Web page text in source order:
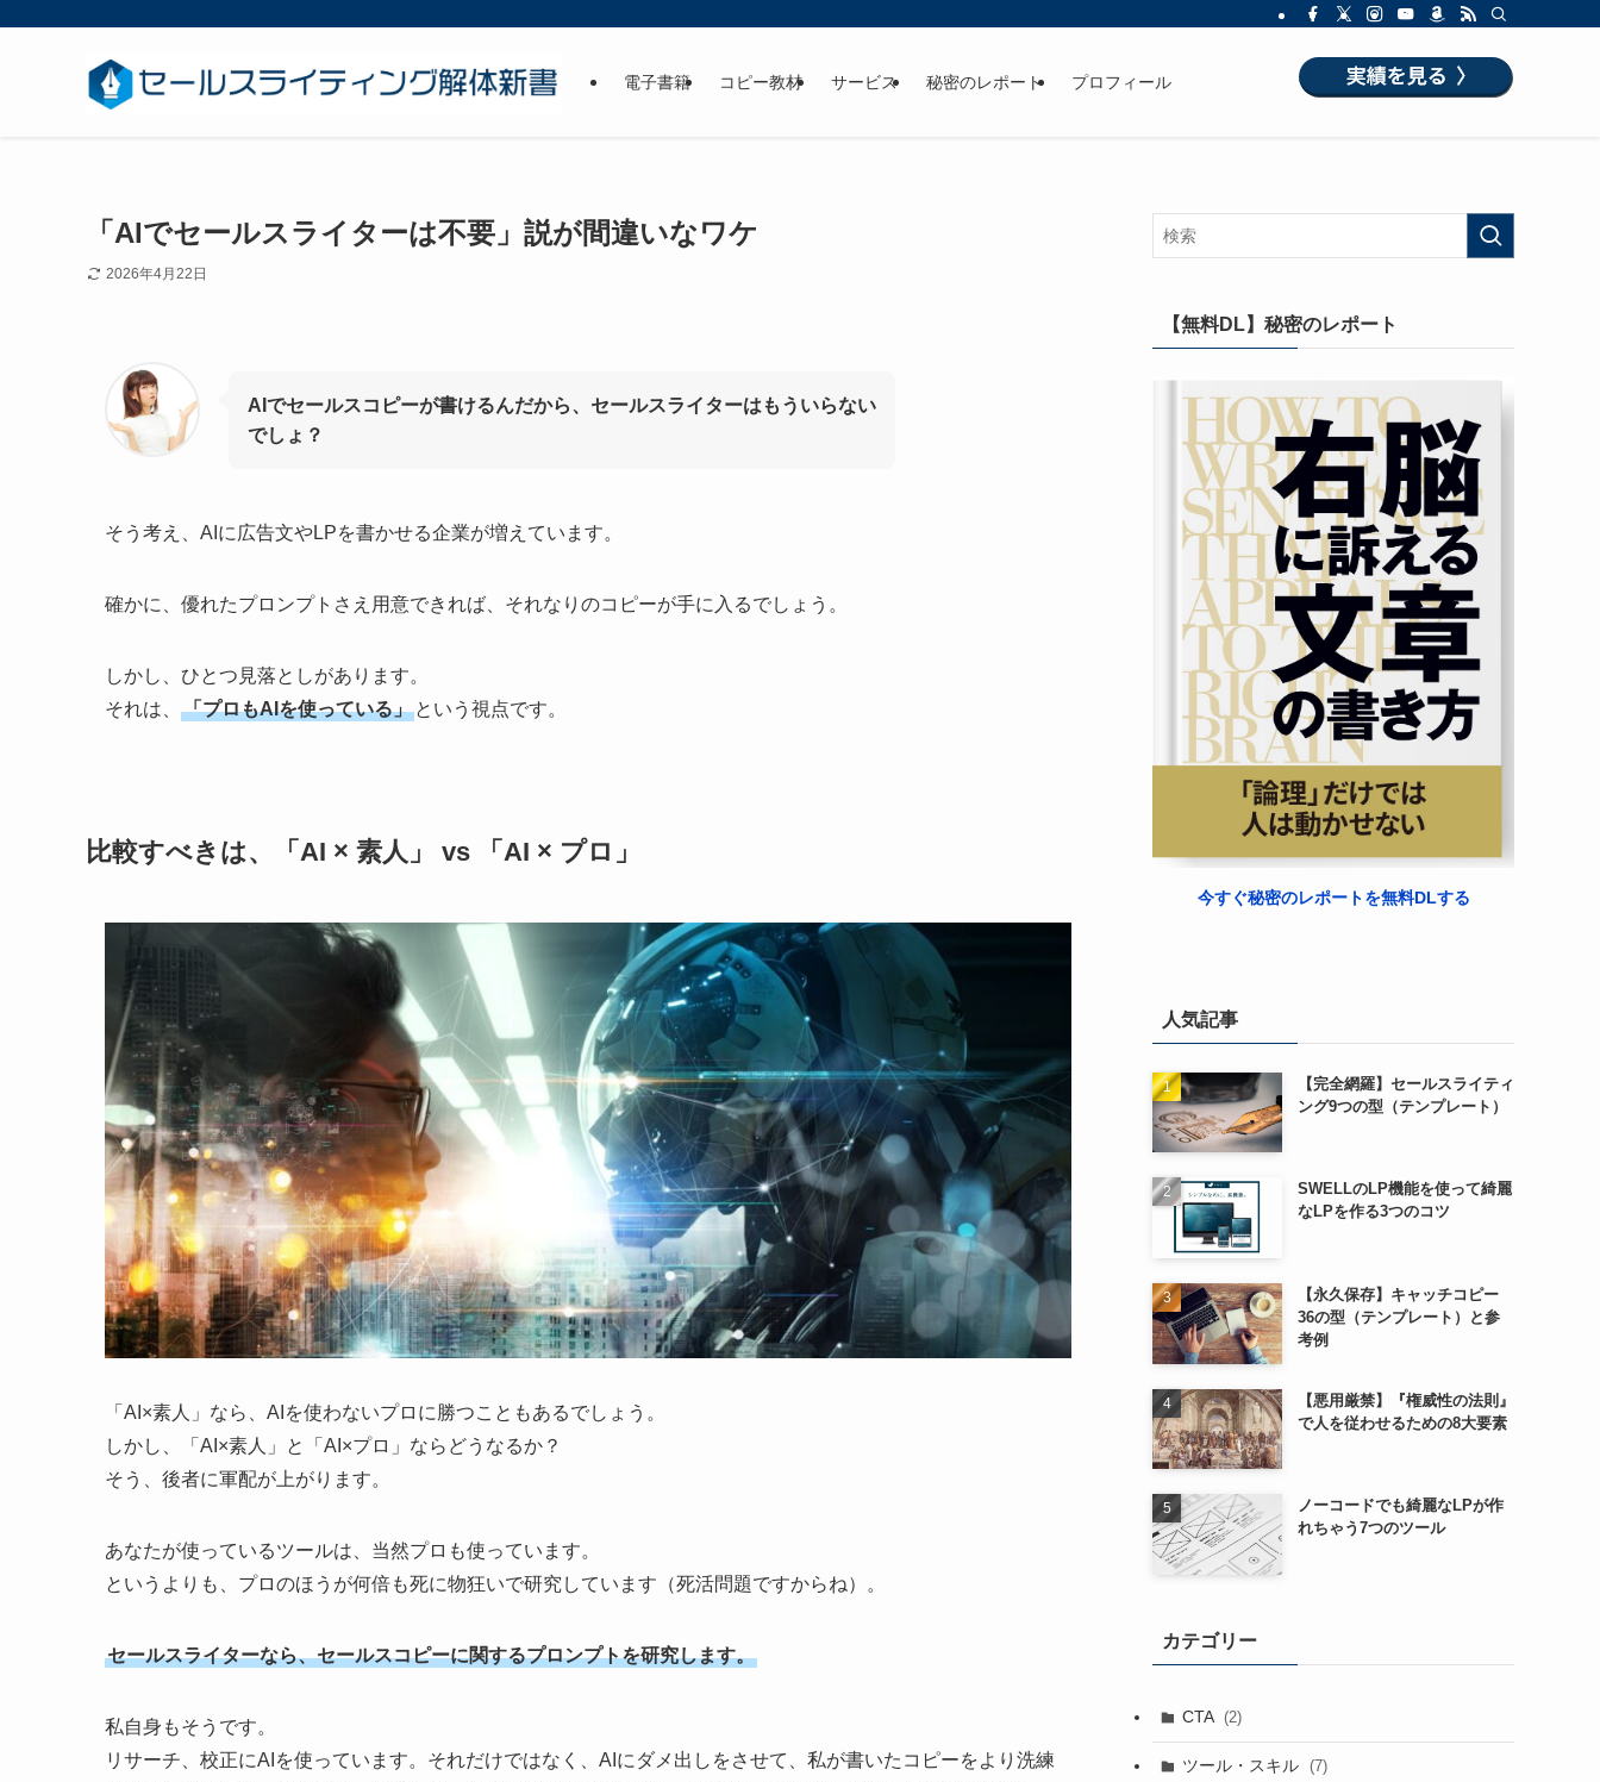
電子書籍 コピー教材 サービス 秘密のレポート プロフィール
「AIでセールスライターは不要」説が間違いなワケ
2026年4月22日
AIでセールスコピーが書けるんだから、セールスライターはもういらない
でしょ？
そう考え、AIに広告文やLPを書かせる企業が増えています。
確かに、優れたプロンプトさえ用意できれば、それなりのコピーが手に入るでしょう。
しかし、ひとつ見落としがあります。
それは、
「プロもAIを使っている」 という視点です。
比較すべきは、「AI × 素人」 vs 「AI × プロ」
「AI×素人」なら、AIを使わないプロに勝つこともあるでしょう。
しかし、「AI×素人」と「AI×プロ」ならどうなるか？
そう、後者に軍配が上がります。
あなたが使っているツールは、当然プロも使っています。
というよりも、プロのほうが何倍も死に物狂いで研究しています（死活問題ですからね）。
セールスライターなら、セールスコピーに関するプロンプトを研究します。
私自身もそうです。
リサーチ、校正にAIを使っています。それだけではなく、AIにダメ出しをさせて、私が書いたコピーをより洗練
【無料DL】秘密のレポート
今すぐ秘密のレポートを無料DLする
人気記事
【完全網羅】セールスライティ
ング9つの型（テンプレート）
SWELLのLP機能を使って綺麗
なLPを作る3つのコツ
【永久保存】キャッチコピー
36の型（テンプレート）と参
考例
【悪用厳禁】『権威性の法則』
で人を従わせるための8大要素
ノーコードでも綺麗なLPが作
れちゃう7つのツール
カテゴリー
CTA (2)
ツール・スキル (7)